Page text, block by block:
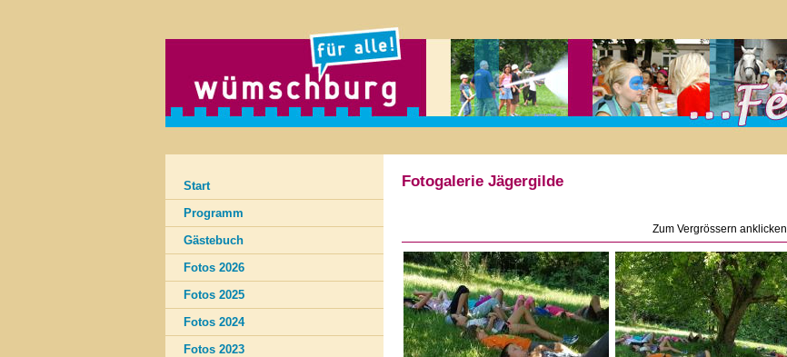
Start
Programm
Gästebuch
Fotos 2026
Fotos 2025
Fotos 2024
Fotos 2023
Fotogalerie Jägergilde
Zum Vergrössern anklicken